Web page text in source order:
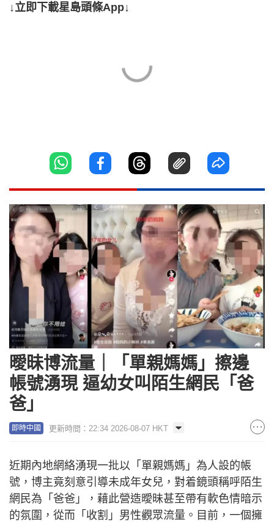
↓立即下載星島頭條App↓
曖昧博流量｜「單親媽媽」擦邊
帳號湧現 逼幼女叫陌生網民「爸
爸」
即時中國 更新時間：22:34 2026-08-07 HKT
近期內地網絡湧現一批以「單親媽媽」為人設的帳
號，博主竟刻意引導未成年女兒，對着鏡頭稱呼陌生
網民為「爸爸」，藉此營造曖昧甚至帶有軟色情暗示
的氛圍，從而「收割」男性觀眾流量。目前，一個擁